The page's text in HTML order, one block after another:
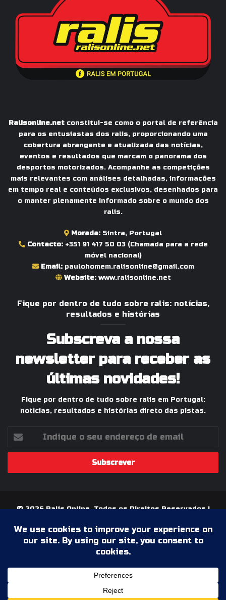
Ralisonline.netconstitui-se como o portal de referência
para os entusiastas dos ralis, proporcionando uma
cobertura abrangente e atualizada das notícias,
eventos e resultados que marcam o panorama dos
desportos motorizados. Acompanhe as competições
mais relevantes com análises detalhadas, informações
em tempo real e conteúdos exclusivos, desenhados para
o manter plenamente informado sobre o mundo dos
ralis.
Morada: Sintra, Portugal
Contacto: +351 91 417 50 03(Chamada para a rede
móvel nacional)
Email: paulohomem.ralisonline@gmail.com
Website: www.ralisonline.net
Fique por dentro de tudo sobre ralis: notícias,
resultados e histórias
Subscreva a nossa
newsletter para receber as
últimas novidades!
Fique por dentro de tudo sobre ralis em Portugal:
notícias, resultados e histórias direto das pistas.
seu
de
© 2026 Ralis Online, Todos os Direitos Reservados |
Paixão pelos Ralis em Portugal
Termos & Condições
Política de Privacidade